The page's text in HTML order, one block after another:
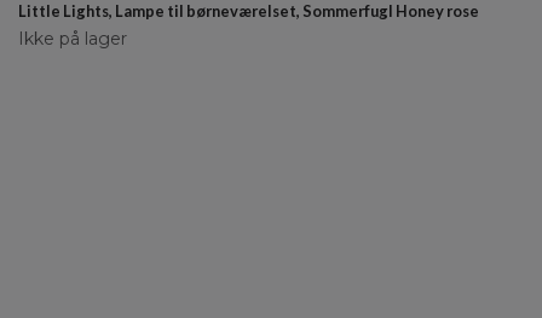
Little Lights, Lampe til børneværelset, Sommerfugl Honey rose
Ikke på lager